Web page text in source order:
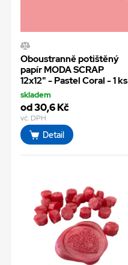
Oboustranně potištěný
papír MODA SCRAP
12x12" - Pastel Coral - 1 ks
skladem
od 30,6 Kč
vč. DPH
Detail